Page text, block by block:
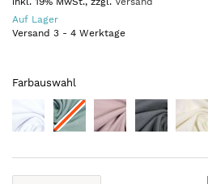
Auf Lager
Versand 3 - 4 Werktage
Farbauswahl